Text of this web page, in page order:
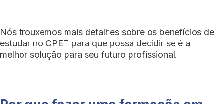
Nós trouxemos mais detalhes sobre os benefícios de
estudar no CPET para que possa decidir se é a
melhor solução para seu futuro profissional.